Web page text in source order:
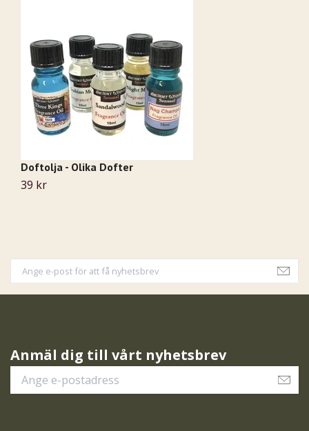
Doftolja - Olika Dofter
39 kr
Anmäl dig till vårt nyhetsbrev